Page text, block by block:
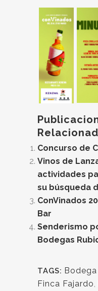
Concurso de
Vinos de
actividades
su búsqueda
ConVinados
Bar
Senderismo
Bodegas
TAGS:
Finca Fajardo,